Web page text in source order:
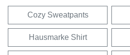
Cozy Sweatpants
Hausmarke Shirt